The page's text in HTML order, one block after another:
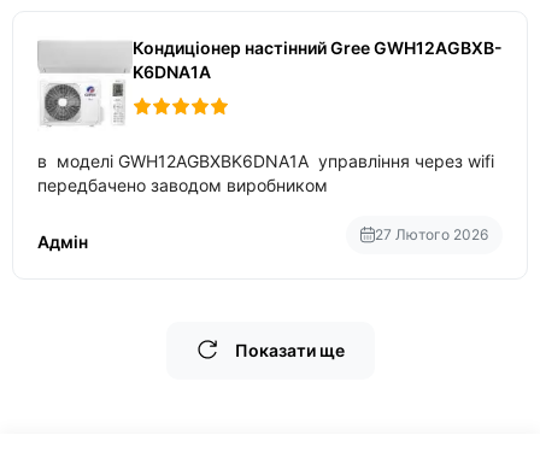
Кондиціонер настінний Gree GWH12AGBXB-
K6DNA1A
в моделі GWH12AGBXBK6DNA1A управління через wifi
передбачено заводом виробником
Адмін 27 Лютого 2026
Показати ще